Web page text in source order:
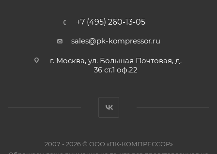
+7 (495) 260-13-05
sales@pk-kompressor.ru
г. Москва, ул. Большая Почтовая, д.
36 ст.1 оф.22
2007 - 2026 © ООО «ПК-КОМПРЕССОР»